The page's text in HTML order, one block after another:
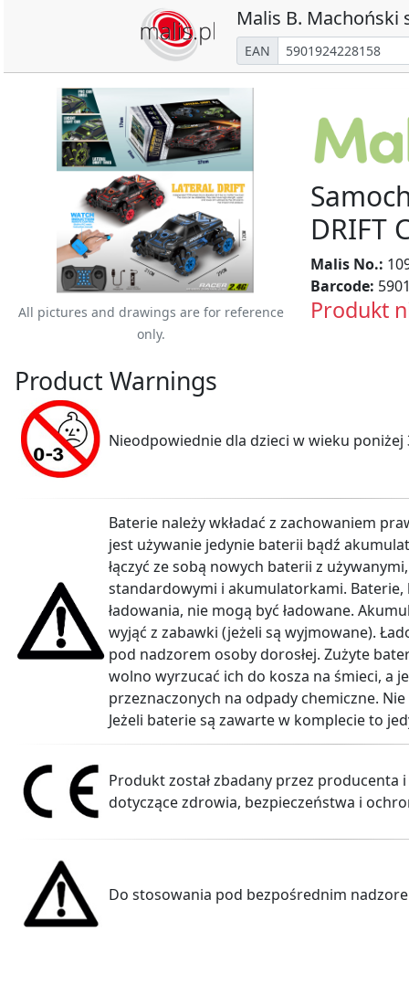
Malis B. Machoński
EAN
All pictures and drawings are for reference
only.
DRIFT
Malis No.:
Barcode:
Produkt
Product Warnings
Nieodpowiednie dla dzieci w wieku poniżej
Baterie należy wkładać z zachowaniem
jest używanie jedynie baterii bądź
łączyć ze sobą nowych baterii z
standardowymi i akumulatorkami.
ładowania, nie mogą być ładowane.
wyjąć z zabawki (jeżeli są wyjmowane).
pod nadzorem osoby dorosłej. Zużyte
wolno wyrzucać ich do kosza na śmieci, a
przeznaczonych na odpady chemiczne.
Jeżeli baterie są zawarte w komplecie to
Produkt został zbadany przez producenta
dotyczące zdrowia, bezpieczeństwa i
Do stosowania pod bezpośrednim